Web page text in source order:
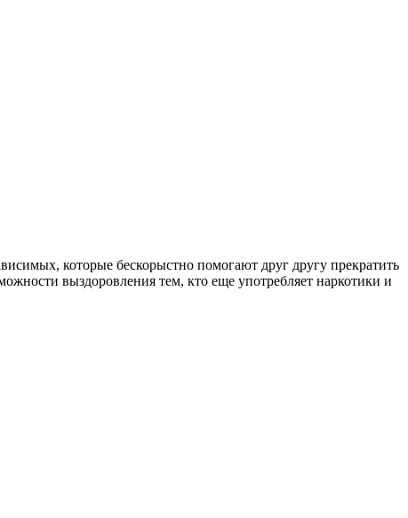
которые бескорыстно помогают друг другу прекратить
выздоровления тем, кто еще употребляет наркотики и